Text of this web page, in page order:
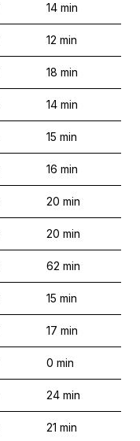
14 min
12 min
18 min
14 min
15 min
16 min
20 min
20 min
62 min
15 min
17 min
0 min
24 min
21 min